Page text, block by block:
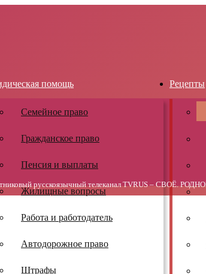
помощь
Семейное право
Гражданское право
Пенсия и выплаты
Жилищные вопросы
Работа и работодатель
Автодорожное право
Штрафы
Рецепты
русскоязычный телеканал TVRUS – СВОЁ.